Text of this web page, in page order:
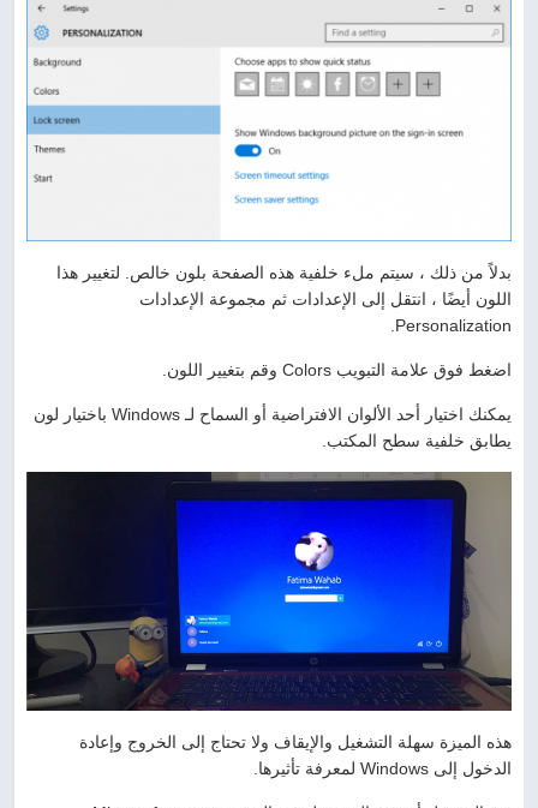
بدلاً من ذلك ، سيتم ملء خلفية هذه الصفحة بلون خالص. لتغيير هذا
اللون أيضًا ، انتقل إلى الإعدادات ثم مجموعة الإعدادات
Personalization.
اضغط فوق علامة التبويب Colors وقم بتغيير اللون.
يمكنك اختيار أحد الألوان الافتراضية أو السماح لـ Windows باختيار لون
يطابق خلفية سطح المكتب.
هذه الميزة سهلة التشغيل والإيقاف ولا تحتاج إلى الخروج وإعادة
الدخول إلى Windows لمعرفة تأثيرها.